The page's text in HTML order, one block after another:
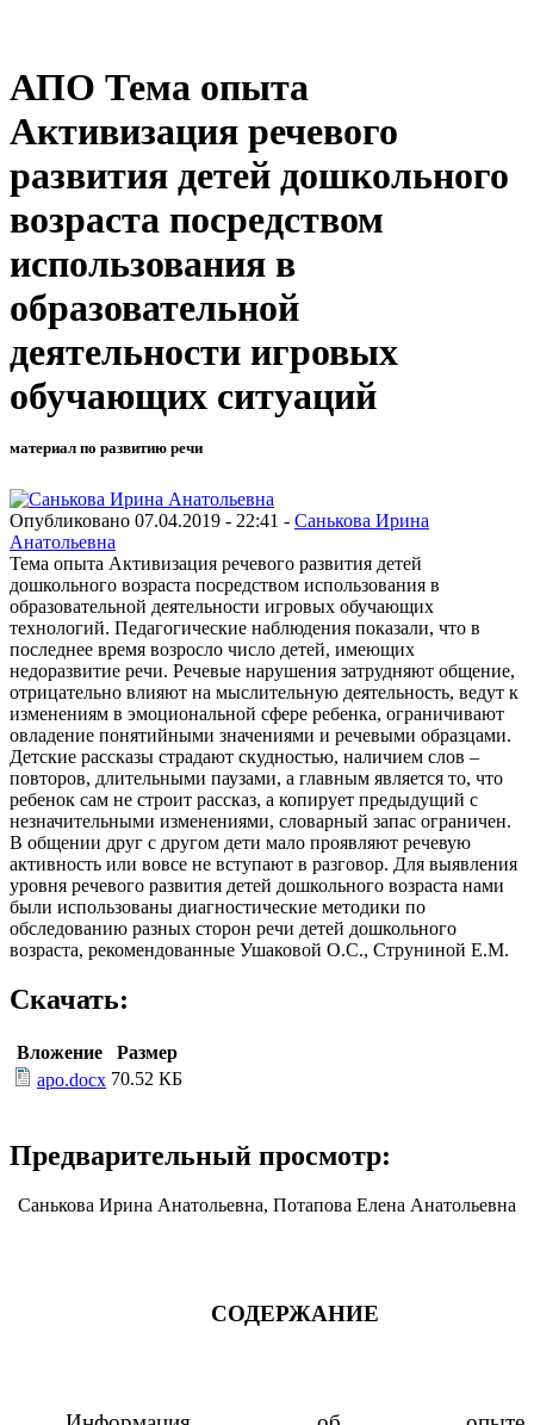
АПО Тема опыта
Активизация речевого
развития детей дошкольного
возраста посредством
использования в
образовательной
деятельности игровых
обучающих ситуаций
материал по развитию речи
Опубликовано 07.04.2019 - 22:41 - Санькова Ирина
Анатольевна
Тема опыта Активизация речевого развития детей
дошкольного возраста посредством использования в
образовательной деятельности игровых обучающих
технологий. Педагогические наблюдения показали, что в
последнее время возросло число детей, имеющих
недоразвитие речи. Речевые нарушения затрудняют общение,
отрицательно влияют на мыслительную деятельность, ведут к
изменениям в эмоциональной сфере ребенка, ограничивают
овладение понятийными значениями и речевыми образцами.
Детские рассказы страдают скудностью, наличием слов –
повторов, длительными паузами, а главным является то, что
ребенок сам не строит рассказ, а копирует предыдущий с
незначительными изменениями, словарный запас ограничен.
В общении друг с другом дети мало проявляют речевую
активность или вовсе не вступают в разговор. Для выявления
уровня речевого развития детей дошкольного возраста нами
были использованы диагностические методики по
обследованию разных сторон речи детей дошкольного
возраста, рекомендованные Ушаковой О.С., Струниной Е.М.
Скачать:
Вложение
Размер
apo.docx 70.52 КБ
Предварительный просмотр:
Санькова Ирина Анатольевна, Потапова Елена Анатольевна
СОДЕРЖАНИЕ